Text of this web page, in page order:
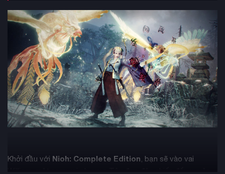
Khởi đầu với Nioh: Complete Edition , bạn sẽ vào vai